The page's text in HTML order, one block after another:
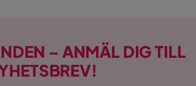
– ANMÄL DIG TILL